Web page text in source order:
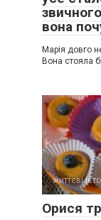
вона
Марія довго
Вона стояла
життєві
Орися